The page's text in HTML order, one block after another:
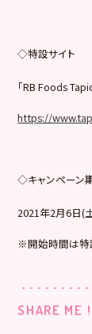
◇特設サイト
「RB Foods
https://
◇キャンペーン
2021年2月6日(
※開始時間は特
SHARE ME !